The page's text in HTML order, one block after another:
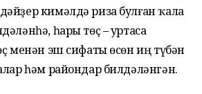
кимәлдә риза булған ҡала
һары төҫ – уртаса
менән эш сифаты өсөн иң түбән
һәм райондар билдәләнгән.